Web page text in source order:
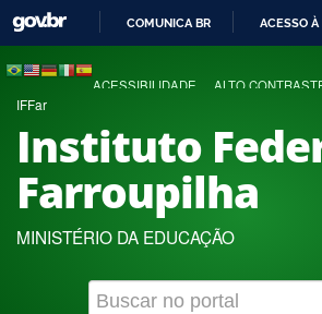
COMUNICA BR ACESSO
ACESSIBILIDADE ALTO
IFFar
Instituto
Farroupilha
MINISTÉRIO DA EDUCAÇÃO